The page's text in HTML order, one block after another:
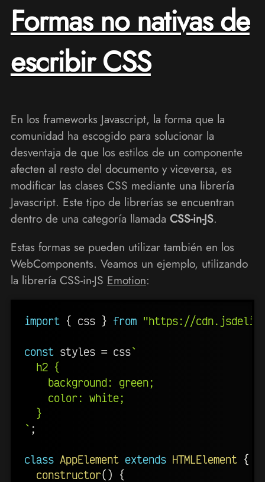
Formas no nativas de
escribir CSS
En los frameworks Javascript, la forma que la
comunidad ha escogido para solucionar la
desventaja de que los estilos de un componente
afecten al resto del documento y viceversa, es
modificar las clases CSS mediante una librería
Javascript. Este tipo de librerías se encuentran
dentro de una categoría llamada CSS-in-JS.
Estas formas se pueden utilizar también en los
WebComponents. Veamos un ejemplo, utilizando
la librería CSS-in-JS Emotion:
import { css } from "https://
const styles = css`
  h2 {
    background: green;
    color: white;
` ;
class AppElement extends HTMLElement {
constructor()
{